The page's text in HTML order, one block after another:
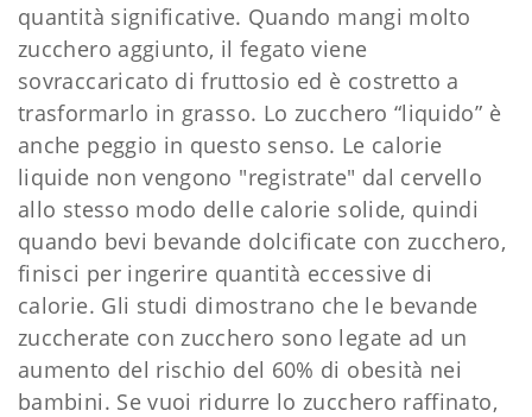
quantità significative. Quando mangi molto
zucchero aggiunto, il fegato viene
sovraccaricato di fruttosio ed è costretto a
trasformarlo in grasso. Lo zucchero “liquido” è
anche peggio in questo senso. Le calorie
liquide non vengono "registrate" dal cervello
allo stesso modo delle calorie solide, quindi
quando bevi bevande dolcificate con zucchero,
finisci per ingerire quantità eccessive di
calorie. Gli studi dimostrano che le bevande
zuccherate con zucchero sono legate ad un
aumento del rischio del 60% di obesità nei
bambini. Se vuoi ridurre lo zucchero raffinato,